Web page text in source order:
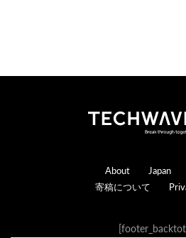
Footer
About Japan
寄稿について